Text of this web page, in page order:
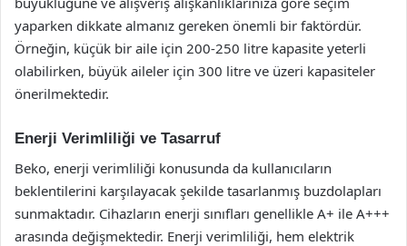
yaparken dikkate almanız gereken önemli bir faktördür.
Örneğin, küçük bir aile için 200-250 litre kapasite yeterli
olabilirken, büyük aileler için 300 litre ve üzeri kapasiteler
önerilmektedir.
Enerji Verimliliği ve Tasarruf
Beko, enerji verimliliği konusunda da kullanıcıların
beklentilerini karşılayacak şekilde tasarlanmış buzdolapları
sunmaktadır. Cihazların enerji sınıfları genellikle A+ ile A+++
arasında değişmektedir. Enerji verimliliği, hem elektrik